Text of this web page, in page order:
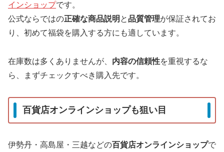
インショップです。
公式ならではの正確な商品説明 と品質管理が保証されてお
り、初めて福袋を購入する方にも適しています。
在庫数は多くありませんが、 内容の信頼性を重視するな
ら、まずチェックすべき購入先です。
百貨店オンラインショップも狙い目
伊勢丹・高島屋・三越などの百貨店オンラインショップで